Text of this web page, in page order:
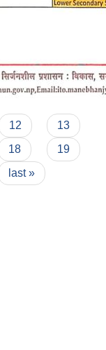
12
13
18
19
last »